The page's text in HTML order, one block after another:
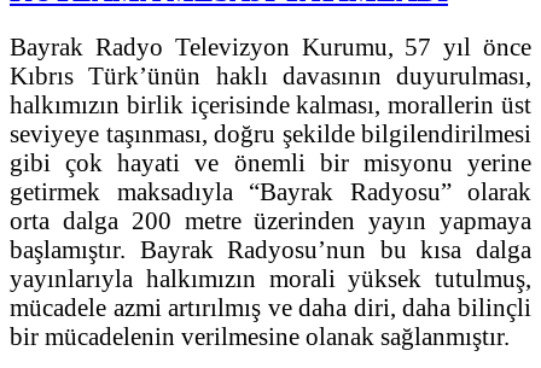
Bayrak Radyo Televizyon Kurumu, 57 yıl önce
Kıbrıs Türk’ünün haklı davasının duyurulması,
halkımızın birlik içerisinde kalması, morallerin üst
seviyeye taşınması, doğru şekilde bilgilendirilmesi
gibi çok hayati ve önemli bir misyonu yerine
getirmek maksadıyla “Bayrak Radyosu” olarak
orta dalga 200 metre üzerinden yayın yapmaya
başlamıştır. Bayrak Radyosu’nun bu kısa dalga
yayınlarıyla halkımızın morali yüksek tutulmuş,
mücadele azmi artırılmış ve daha diri, daha bilinçli
bir mücadelenin verilmesine olanak sağlanmıştır.